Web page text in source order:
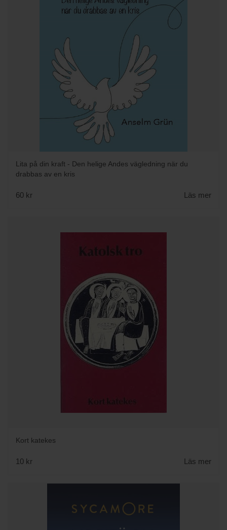
Lita på din kraft - Den helige Andes vägledning när du
drabbas av en kris
60 kr Läs mer
Kort katekes
10 kr Läs mer